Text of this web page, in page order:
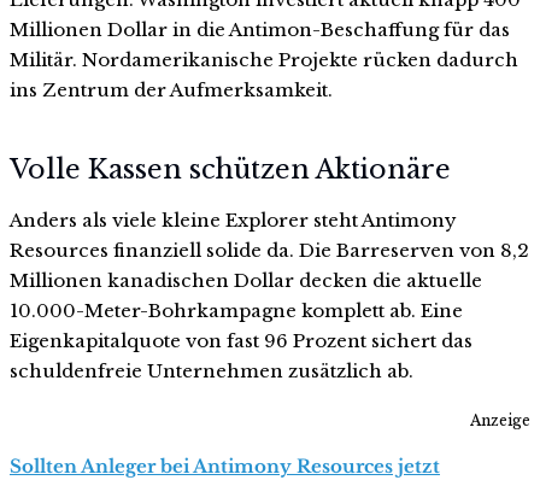
Millionen Dollar in die Antimon-Beschaffung für das
Militär. Nordamerikanische Projekte rücken dadurch
ins Zentrum der Aufmerksamkeit.
Volle Kassen schützen Aktionäre
Anders als viele kleine Explorer steht Antimony
Resources finanziell solide da. Die Barreserven von 8,2
Millionen kanadischen Dollar decken die aktuelle
10.000-Meter-Bohrkampagne komplett ab. Eine
Eigenkapitalquote von fast 96 Prozent sichert das
schuldenfreie Unternehmen zusätzlich ab.
Anzeige
Sollten Anleger bei Antimony Resources jetzt